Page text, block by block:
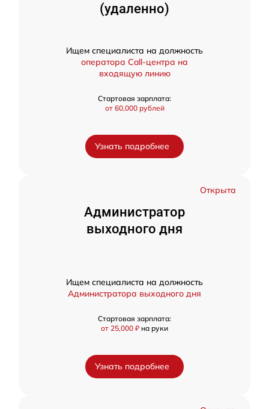
(удаленно)
Ищем специалиста на должность
оператора Call-центра на
входящую линию
Стартовая зарплата:
от 60,000 рублей
Узнать подробнее
Открыта
Администратор
выходного дня
Ищем специалиста на должность
Администратора выходного дня
Стартовая зарплата:
от 25,000 ₽ на руки
Узнать подробнее